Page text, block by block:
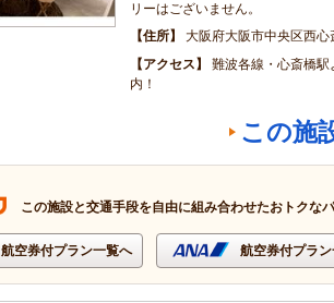
リーはございません。
住所
大阪府大阪市中央区西心
アクセス
難波各線・心斎橋
内！
この施
この施設と交通手段を自由に組み合わせたおトクな
航空券付プラン一覧へ 航空券付プラ